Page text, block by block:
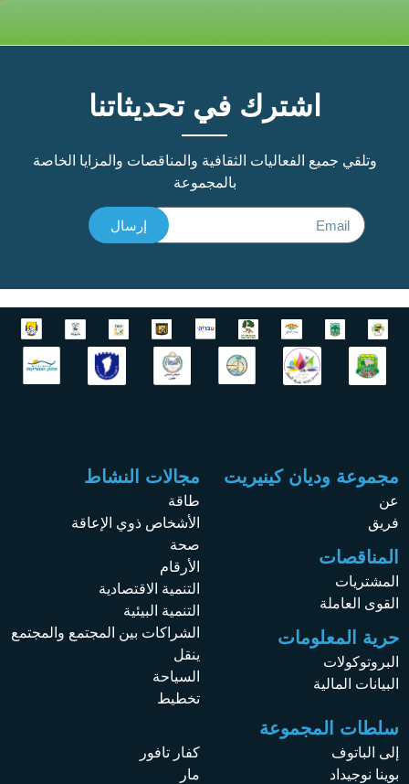
اشترك في تحديثاتنا
وتلقي جميع الفعاليات الثقافية والمناقصات والمزايا الخاصة
بالمجموعة
إرسال
مجموعة وديان كينيريت
عن
فريق
المناقصات
المشتريات
القوى العاملة
حرية المعلومات
البروتوكولات
البيانات المالية
مجالات النشاط
طاقة
الأشخاص ذوي الإعاقة
صحة
الأرقام
التنمية الاقتصادية
التنمية البيئية
الشراكات بين المجتمع والمجتمع
ينقل
السياحة
تخطيط
سلطات المجموعة
إلى الباتوف
بوينا نوجيداد
كفار تافور
مار